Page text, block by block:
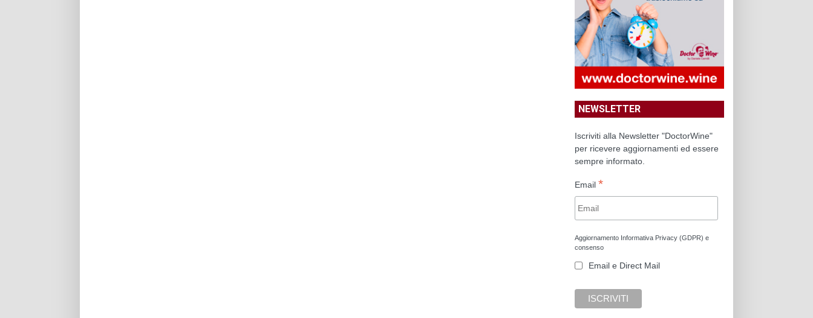
NEWSLETTER
Iscriviti alla Newsletter "DoctorWine"
per ricevere aggiornamenti ed essere
sempre informato.
Email *
Aggiornamento Informativa Privacy (GDPR) e
consenso
Email e Direct Mail